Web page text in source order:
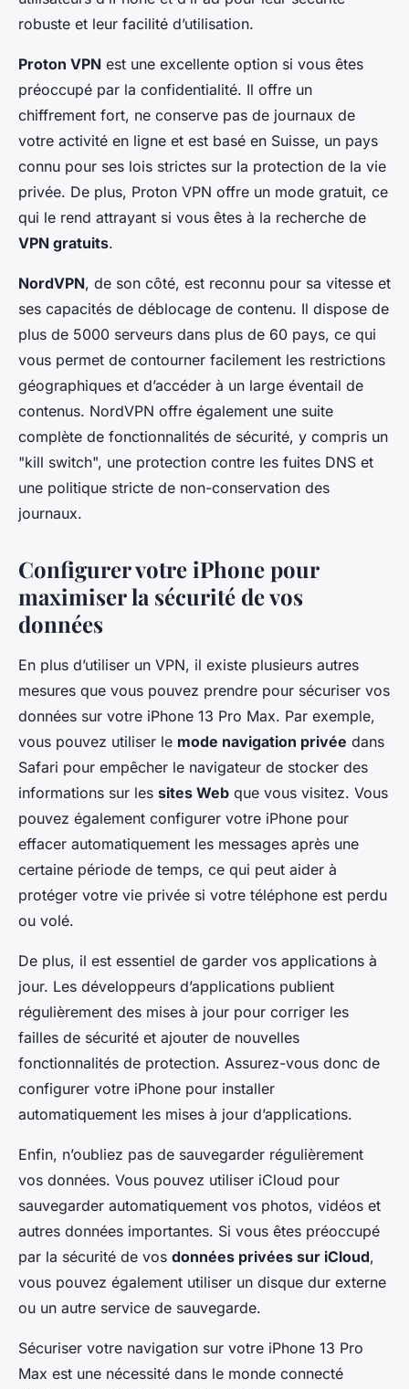
robuste et leur facilité d’utilisation.
Proton VPN est une excellente option si vous êtes
préoccupé par la confidentialité. Il offre un
chiffrement fort, ne conserve pas de journaux de
votre activité en ligne et est basé en Suisse, un pays
connu pour ses lois strictes sur la protection de la vie
privée. De plus, Proton VPN offre un mode gratuit, ce
qui le rend attrayant si vous êtes à la recherche de
VPN gratuits.
NordVPN, de son côté, est reconnu pour sa vitesse et
ses capacités de déblocage de contenu. Il dispose de
plus de 5000 serveurs dans plus de 60 pays, ce qui
vous permet de contourner facilement les restrictions
géographiques et d’accéder à un large éventail de
contenus. NordVPN offre également une suite
complète de fonctionnalités de sécurité, y compris un
"kill switch", une protection contre les fuites DNS et
une politique stricte de non-conservation des
journaux.
Configurer votre iPhone pour
maximiser la sécurité de vos
données
En plus d’utiliser un VPN, il existe plusieurs autres
mesures que vous pouvez prendre pour sécuriser vos
données sur votre iPhone 13 Pro Max. Par exemple,
vous pouvez utiliser le mode navigation privée dans
Safari pour empêcher le navigateur de stocker des
informations sur les sites Web que vous visitez. Vous
pouvez également configurer votre iPhone pour
effacer automatiquement les messages après une
certaine période de temps, ce qui peut aider à
protéger votre vie privée si votre téléphone est perdu
ou volé.
De plus, il est essentiel de garder vos applications à
jour. Les développeurs d’applications publient
régulièrement des mises à jour pour corriger les
failles de sécurité et ajouter de nouvelles
fonctionnalités de protection. Assurez-vous donc de
configurer votre iPhone pour installer
automatiquement les mises à jour d’applications.
Enfin, n’oubliez pas de sauvegarder régulièrement
vos données. Vous pouvez utiliser iCloud pour
sauvegarder automatiquement vos photos, vidéos et
autres données importantes. Si vous êtes préoccupé
par la sécurité de vos données privées sur iCloud,
vous pouvez également utiliser un disque dur externe
ou un autre service de sauvegarde.
Sécuriser votre navigation sur votre iPhone 13 Pro
Max est une nécessité dans le monde connecté